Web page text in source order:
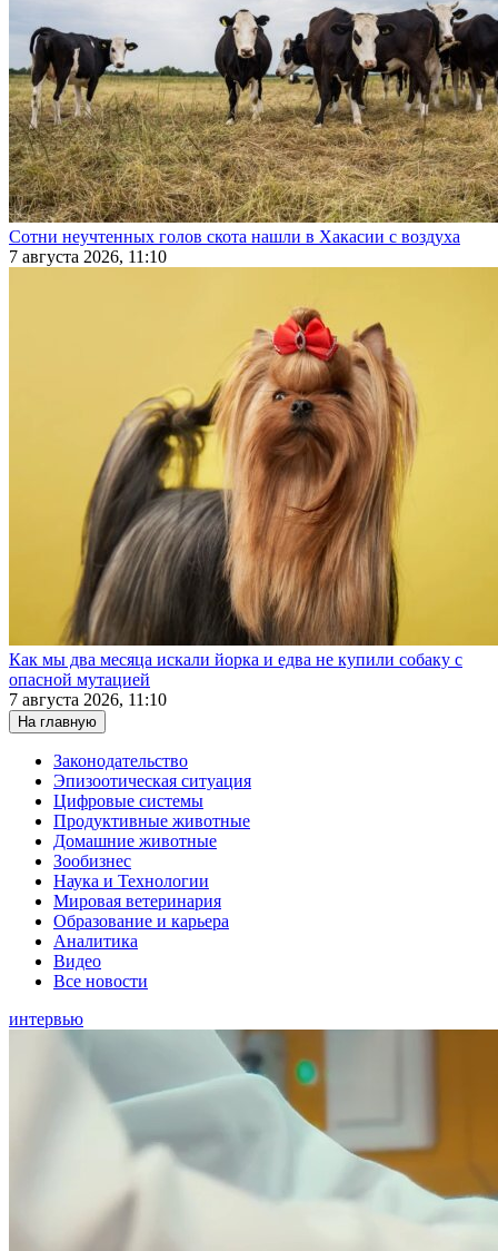
Сотни неучтенных голов скота нашли в Хакасии с воздуха
7 августа 2026, 11:10
Как мы два месяца искали йорка и едва не купили собаку с
опасной мутацией
7 августа 2026, 11:10
На главную
Законодательство
Эпизоотическая ситуация
Цифровые системы
Продуктивные животные
Домашние животные
Зообизнес
Наука и Технологии
Мировая ветеринария
Образование и карьера
Аналитика
Видео
Все новости
интервью